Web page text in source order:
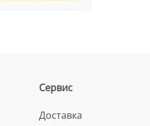
Сервис
Доставка